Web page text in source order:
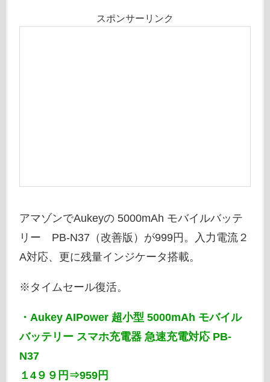
スポンサーリンク
アマゾンでAukeyの 5000mAh モバイルバッテ
リー PB-N37（改善版）が999円。入力電流２
A対応、更に残量インジケータ搭載。
※タイムセール復活。
・Aukey AIPower 超小型 5000mAh モバイル
バッテリー スマホ充電器 急速充電対応 PB-
N37
１4９９円⇒959円